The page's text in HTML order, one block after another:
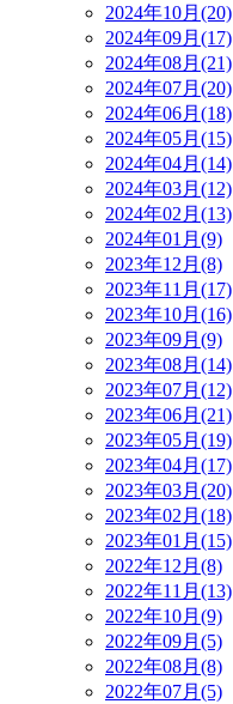
2024年10月(20)
2024年09月(17)
2024年08月(21)
2024年07月(20)
2024年06月(18)
2024年05月(15)
2024年04月(14)
2024年03月(12)
2024年02月(13)
2024年01月(9)
2023年12月(8)
2023年11月(17)
2023年10月(16)
2023年09月(9)
2023年08月(14)
2023年07月(12)
2023年06月(21)
2023年05月(19)
2023年04月(17)
2023年03月(20)
2023年02月(18)
2023年01月(15)
2022年12月(8)
2022年11月(13)
2022年10月(9)
2022年09月(5)
2022年08月(8)
2022年07月(5)